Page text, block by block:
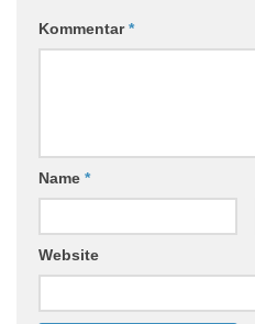
Kommentar*
Name *
Website